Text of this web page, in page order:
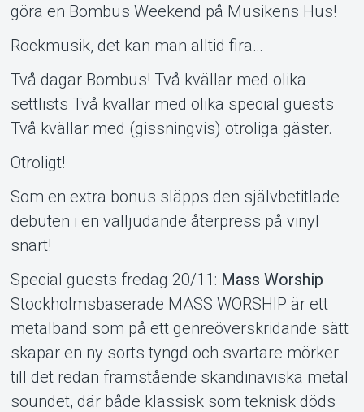
Support
Om Tickster
göra en Bombus Weekend på Musikens Hus!
Rockmusik, det kan man alltid fira…
Två dagar Bombus! Två kvällar med olika
settlists Två kvällar med olika special guests
Två kvällar med (gissningvis) otroliga gäster.
Otroligt!
Som en extra bonus släpps den självbetitlade
debuten i en välljudande återpress på vinyl
snart!
Special guests fredag 20/11: Mass Worship
Stockholmsbaserade MASS WORSHIP är ett
metalband som på ett genreöverskridande sätt
skapar en ny sorts tyngd och svartare mörker
till det redan framstående skandinaviska metal
soundet, där både klassisk som teknisk döds